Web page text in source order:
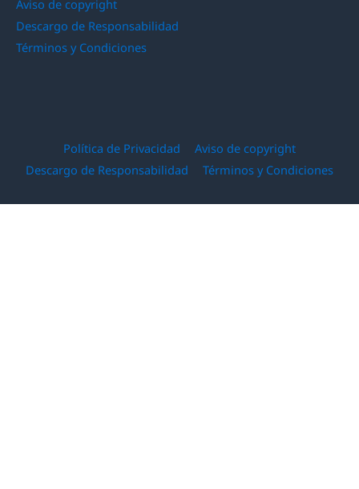
Aviso de copyright
Descargo de Responsabilidad
Términos y Condiciones
Política de Privacidad
Aviso de copyright
Descargo de Responsabilidad
Términos y Condiciones